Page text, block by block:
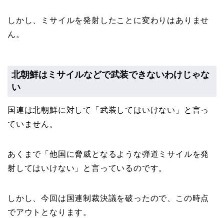
しかし、ミサイルを発射したことに変わりはありませ
ん。
北朝鮮はミサイルなどで武装できないわけじゃな
い
国連は北朝鮮に対して「武装してはいけない」と言っ
ていません。
あくまで「他国に脅威となるような弾道ミサイルを発
射してはいけない」と言っているのです。
しかし、今回は国連制裁決議を破ったので、この時点
でアウトとなります。